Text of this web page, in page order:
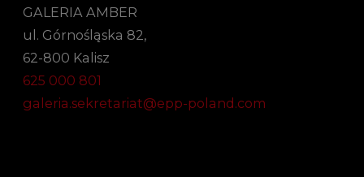
GALERIA AMBER
ul. Górnośląska 82,
62-800 Kalisz
625 000 801
galeria.sekretariat@epp-poland.com